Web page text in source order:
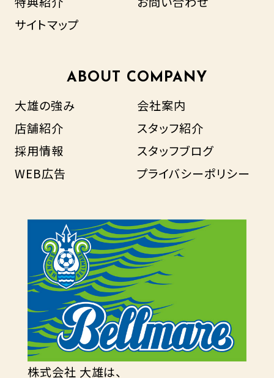
サイトマップ
ABOUT COMPANY
大雄の強み
会社案内
店舗紹介
スタッフ紹介
採用情報
スタッフブログ
WEB広告
プライバシーポリシー
株式会社 大雄は、